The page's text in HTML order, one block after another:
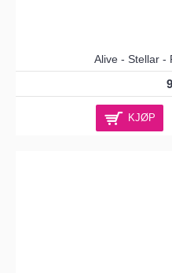
Alive - Stellar -
KJØP